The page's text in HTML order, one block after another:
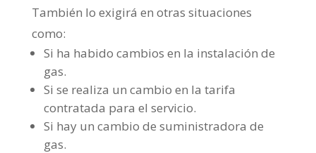
También lo exigirá en otras situaciones
como:
Si ha habido cambios en la instalación de
gas.
Si se realiza un cambio en la tarifa
contratada para el servicio.
Si hay un cambio de suministradora de
gas.